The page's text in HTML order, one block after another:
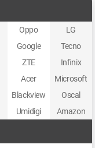
Oppo
LG
Google
Tecno
ZTE
Infinix
Acer
Microsoft
Blackview
Oscal
Umidigi Amazon